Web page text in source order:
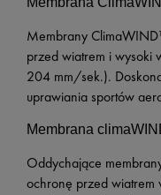
Membrany
przed wiatrem i wysoki
204 mm/sek.).
uprawiania sportów
Membrana
Oddychające
ochronę przed